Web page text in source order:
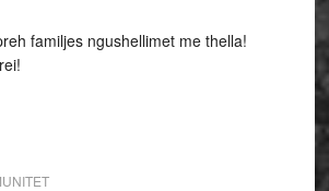
familjes ngushellimet me thella!